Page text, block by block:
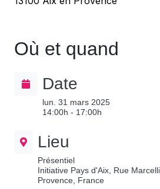
Où et quand
Date
lun. 31 mars 2025
14:00h - 17:00h
Lieu
Présentiel
Initiative Pays d'Aix, Rue
Provence, France